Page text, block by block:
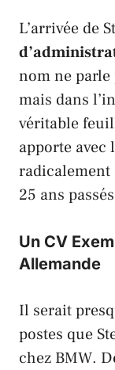
L’arrivée de
nom ne
mais dans
véritable
apporte avec
radicalement
25 ans
Un CV
Allemande
Il serait
postes que
chez BMW.